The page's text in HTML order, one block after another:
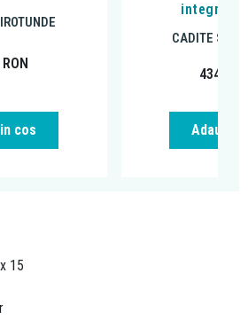
RON
cos
integrata,
CADITE
434,41
Adauga
15